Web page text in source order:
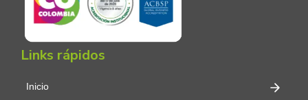
Links rápidos
Inicio